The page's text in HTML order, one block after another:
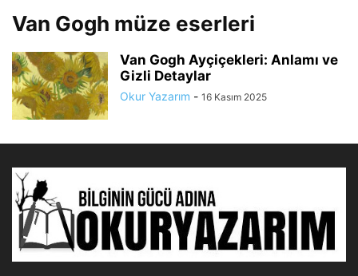
Van Gogh müze eserleri
Van Gogh Ayçiçekleri: Anlamı ve
Gizli Detaylar
Okur Yazarım - 16 Kasım 2025